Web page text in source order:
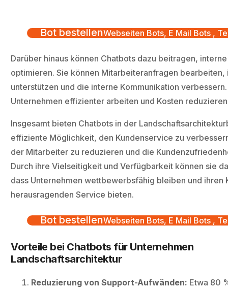
Bot bestellenWebseiten Bots, E Mail Bots ,
Darüber hinaus können Chatbots dazu beitragen,
optimieren. Sie können Mitarbeiteranfragen bearbeiten,
unterstützen und die interne Kommunikation
Unternehmen effizienter arbeiten und Kosten
Insgesamt bieten Chatbots in der
effiziente Möglichkeit, den Kundenservice zu
der Mitarbeiter zu reduzieren und die
Durch ihre Vielseitigkeit und Verfügbarkeit können sie
dass Unternehmen wettbewerbsfähig bleiben und ihren
herausragenden Service bieten.
Bot bestellenWebseiten Bots, E Mail Bots ,
Vorteile bei Chatbots für Unternehmen
Landschaftsarchitektur
Reduzierung von Support-Aufwänden: Etwa 80